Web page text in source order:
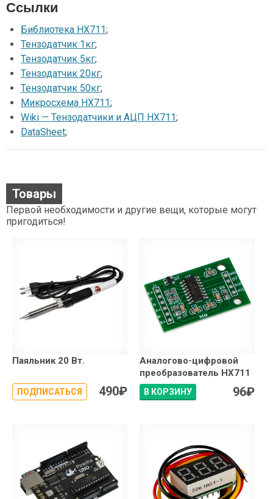
Ссылки
Библиотека HX711;
Тензодатчик 1кг;
Тензодатчик 5кг;
Тензодатчик 20кг;
Тензодатчик 50кг;
Микросхема HX711;
Wiki — Тензодатчики и АЦП HX711;
DataSheet;
Товары
Первой необходимости и другие вещи, которые могут
пригодиться!
Паяльник 20 Вт.
ПОДПИСАТЬСЯ 490₽
Аналогово-цифровой
преобразователь HX711
В КОРЗИНУ 96₽